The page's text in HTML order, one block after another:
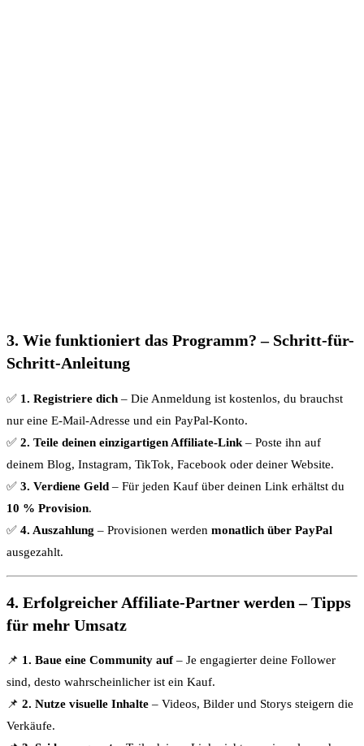
3. Wie funktioniert das Programm? – Schritt-für-
Schritt-Anleitung
✅ 1. Registriere dich – Die Anmeldung ist kostenlos, du brauchst
nur eine E-Mail-Adresse und ein PayPal-Konto.
✅ 2. Teile deinen einzigartigen Affiliate-Link – Poste ihn auf
deinem Blog, Instagram, TikTok, Facebook oder deiner Website.
✅ 3. Verdiene Geld – Für jeden Kauf über deinen Link erhältst du
10 % Provision.
✅ 4. Auszahlung – Provisionen werden monatlich über PayPal
ausgezahlt.
4. Erfolgreicher Affiliate-Partner werden – Tipps
für mehr Umsatz
📌 1. Baue eine Community auf– Je engagierter deine Follower
sind, desto wahrscheinlicher ist ein Kauf.
📌 2. Nutze visuelle Inhalte – Videos, Bilder und Storys steigern die
Verkäufe.